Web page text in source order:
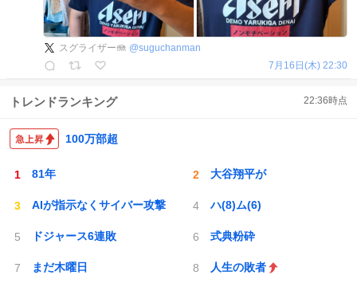
スグライザー🪼 @suguchanman
7月16日(木) 22:30
トレンドランキング 22:36時点
100万部超
81年 大谷翔平が
AIが指示なくサイバー攻撃 ハ(8)ム(6)
ドジャース6連敗 式典粉砕
まだ木曜日 人生の敗者